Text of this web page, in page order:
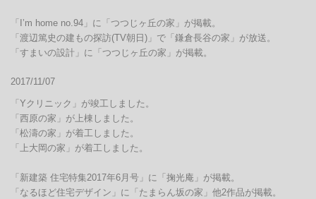
「I’m home no.94」に「つつじヶ丘の家」が掲載。
「渡辺篤史の建もの探訪(TV朝日)」で「鎌倉長谷の家」が放送。
「すまいの設計」に「つつじヶ丘の家」が掲載。
2017/11/07
「Yクリニック」が竣工しました。
「西原の家」が上棟しました。
「松濤の家」が着工しました。
「上大岡の家」が着工しました。
「新建築 住宅特集2017年6月号」に「掬光庵」が掲載。
「なるほど住宅デザイン」に「たまらん坂の家」他2作品が掲載。